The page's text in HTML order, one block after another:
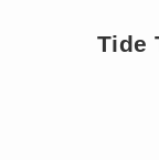
Tide